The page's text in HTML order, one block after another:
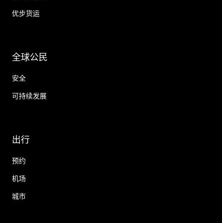
优步货运
全球公民
安全
可持续发展
出行
预约
机场
城市